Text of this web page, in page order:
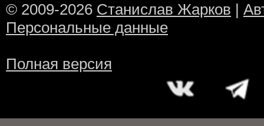
© 2009-2026 Станислав Жарков |
Персональные данные
Полная версия